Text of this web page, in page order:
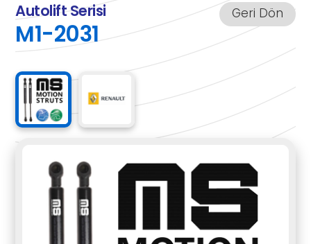
Geri Dön
Autolift Serisi
M1-2031